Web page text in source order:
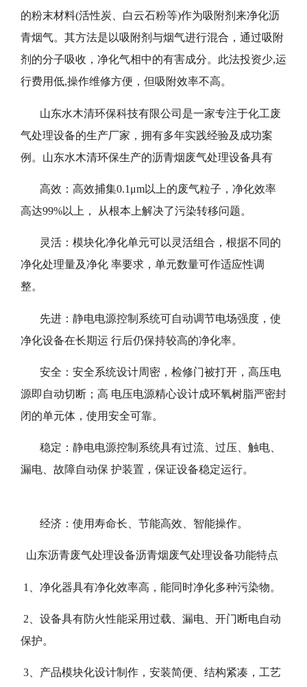
的粉末材料(活性炭、白云石粉等)作为吸附剂来净化沥
青烟气。其方法是以吸附剂与烟气进行混合，通过吸附
剂的分子吸收，净化气相中的有害成分。此法投资少,运
行费用低,操作维修方便，但吸附效率不高。
山东水木清环保科技有限公司是一家专注于化工废
气处理设备的生产厂家，拥有多年实践经验及成功案
例。山东水木清环保生产的沥青烟废气处理设备具有
高效：高效捕集0.1μm以上的废气粒子，净化效率
高达99%以上， 从根本上解决了污染转移问题。
灵活：模块化净化单元可以灵活组合，根据不同的
净化处理量及净化 率要求，单元数量可作适应性调
整。
先进：静电电源控制系统可自动调节电场强度，使
净化设备在长期运 行后仍保持较高的净化率。
安全：安全系统设计周密，检修门被打开，高压电
源即自动切断；高 电压电源精心设计成环氧树脂严密封
闭的单元体，使用安全可靠。
稳定：静电电源控制系统具有过流、过压、触电、
漏电、故障自动保 护装置，保证设备稳定运行。
经济：使用寿命长、节能高效、智能操作。
山东沥青废气处理设备沥青烟废气处理设备功能特点
1、净化器具有净化效率高，能同时净化多种污染物。
2、设备具有防火性能采用过载、漏电、开门断电自动
保护。
3、产品模块化设计制作，安装简便、结构紧凑，工艺